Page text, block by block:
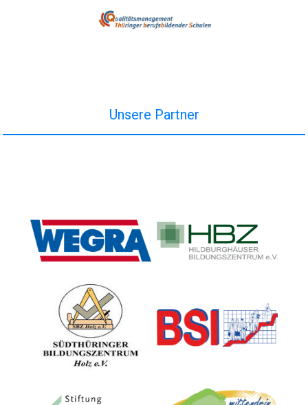
Unsere Partner